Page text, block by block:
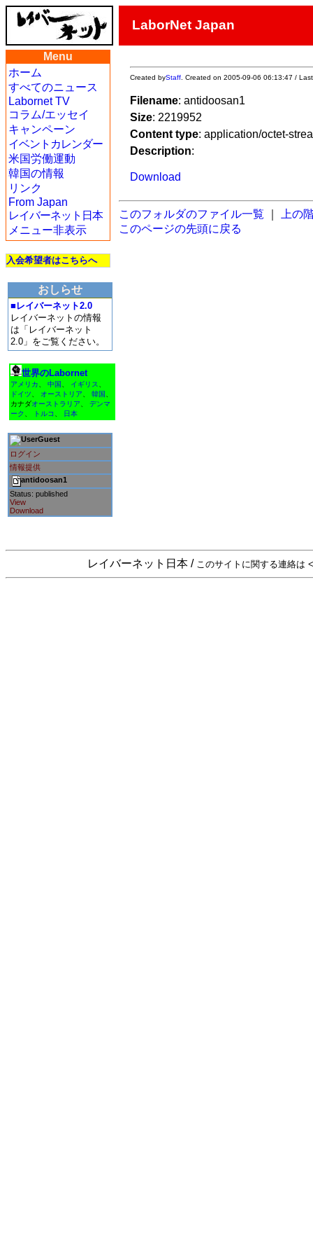
LaborNet Japan
Menu
ホーム
すべてのニュース
Labornet TV
コラム/エッセイ
キャンペーン
イベントカレンダー
米国労働運動
韓国の情報
リンク
From Japan
レイバーネット日本
メニュー非表示
入会希望者はこちらへ
おしらせ
■レイバーネット2.0
レイバーネットの情報
は「レイバーネット
2.0」をご覧ください。
世界のLabornet
アメリカ 中国 イギリス
ドイツ
オーストリア 韓国
カナダオーストラリア
デンマ
ーク
トルコ 日本
Guest
ログイン
情報提供
antidoosan1
Status: published
View
Download
Created byStaff . Created on 2005-09-06 06:13:47 /
Filename: antidoosan1
Size: 2219952
Content type: application/octet-
Description:
Download
このフォルダのファイル一覧
上の
このページの先頭に戻る
レイバーネット日本 / このサイトに関する連絡は